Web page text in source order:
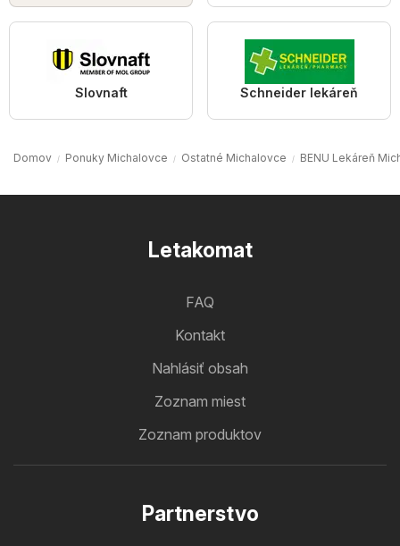
Slovnaft Schneider lekáreň
Domov Ponuky Michalovce Ostatné Michalovce BENU Lekáreň
Letakomat
FAQ
Kontakt
Nahlásiť obsah
Zoznam miest
Zoznam produktov
Partnerstvo